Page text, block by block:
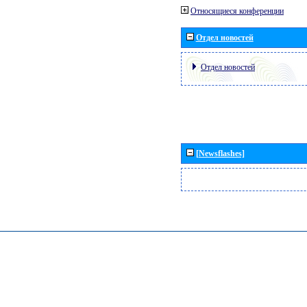
Относящиеся конференции
Отдел новостей
Отдел новостей
[Newsflashes]